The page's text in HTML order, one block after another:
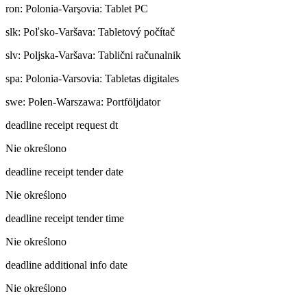
ron: Polonia-Varşovia: Tablet PC
slk: Poľsko-Varšava: Tabletový počítač
slv: Poljska-Varšava: Tablični računalnik
spa: Polonia-Varsovia: Tabletas digitales
swe: Polen-Warszawa: Portföljdator
deadline receipt request dt
Nie określono
deadline receipt tender date
Nie określono
deadline receipt tender time
Nie określono
deadline additional info date
Nie określono